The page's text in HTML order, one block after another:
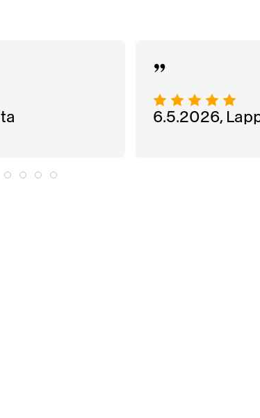
6.5.2026,